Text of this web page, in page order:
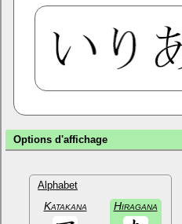
Options d'affichage
Alphabet
Katakana Hiragana